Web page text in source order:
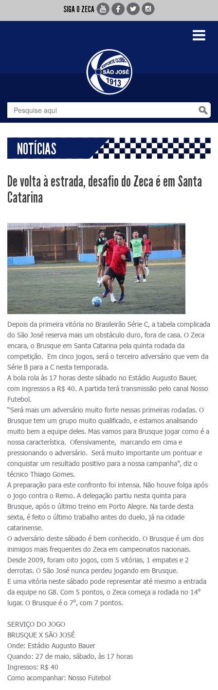
SIGA O ZECA
Toggle
NOTÍCIAS
De volta à estrada, desafio do Zeca é em Santa
Catarina
Depois da primeira vitória no Brasileirão Série C, a tabela complicada
do São José reserva mais um obstáculo duro, fora de casa. O Zeca
encara, o Brusque em Santa Catarina pela quinta rodada da
competição. Em cinco jogos, será o terceiro adversário que vem da
Série B para a C nesta temporada.
A bola rola às 17 horas deste sábado no Estádio Augusto Bauer,
com ingressos a R$ 40. A partida terá transmissão pelo canal Nosso
Futebol.
“Será mais um adversário muito forte nessas primeiras rodadas. O
Brusque tem um grupo muito qualificado, e estamos analisando
muito bem a equipe deles. Mas vamos para Brusque jogar como é a
nossa característica. Ofensivamente, marcando em cima e
pressionando o adversário. Será muito importante um pontuar e
conquistar um resultado positivo para a nossa campanha”, diz o
técnico Thiago Gomes.
A preparação para este confronto foi intensa. Não houve folga após
o jogo contra o Remo. A delegação partiu nesta quinta para
Brusque, após o último treino em Porto Alegre. Na tarde desta
sexta, é feito o último trabalho antes do duelo, já na cidade
catarinense.
O adversário deste sábado é bem conhecido. O Brusque é um dos
inimigos mais frequentes do Zeca em campeonatos nacionais.
Desde 2009, foram oito jogos, com 5 vitórias, 1 empates e 2
derrotas. O São José nunca perdeu jogando em Brusque.
E uma vitória neste sábado pode representar até mesmo a entrada
da equipe no G8. Com 5 pontos, o Zeca começa a rodada no 14⁰
lugar. O Brusque é o 7⁰, com 7 pontos.
SERVIÇO DO JOGO
BRUSQUE X SÃO JOSÉ
Onde: Estádio Augusto Bauer
Quando: 27 de maio, sábado, às 17 horas
Ingressos: R$ 40
Como acompanhar: Nosso Futebol